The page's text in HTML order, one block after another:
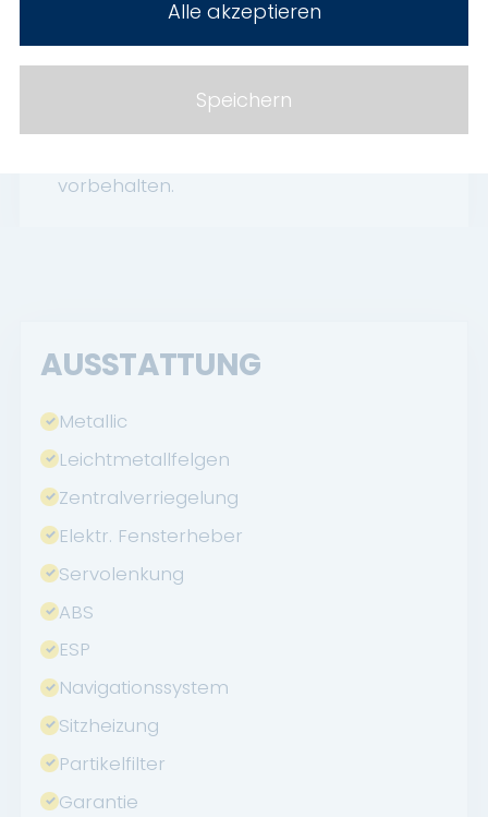
nicht ausgeschlossen werden, die
Inseratsangaben stellen daher keine
vorbehalten.
AUSSTATTUNG
Metallic
Leichtmetallfelgen
Zentralverriegelung
Elektr. Fensterheber
Servolenkung
ABS
ESP
Navigationssystem
Sitzheizung
Partikelfilter
Garantie
Alle akzeptieren
Speichern